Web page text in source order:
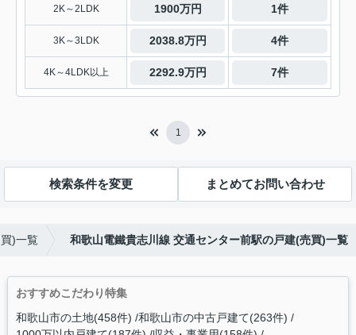
2K～2LDK 1900万円 1件
3K～3LDK 2038.8万円 4件
4K～4LDK以上 2292.9万円 7件
1
検索条件を変更 まとめてお問い合わせ
)一覧 和歌山電鐵貴志川線 交通センター前駅の戸建(売買)一覧
おすすめこだわり特集
和歌山市の土地(458件) 和歌山市の中古戸建て(263件)